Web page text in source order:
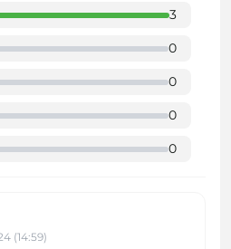
3
0
0
0
0
(14:59)